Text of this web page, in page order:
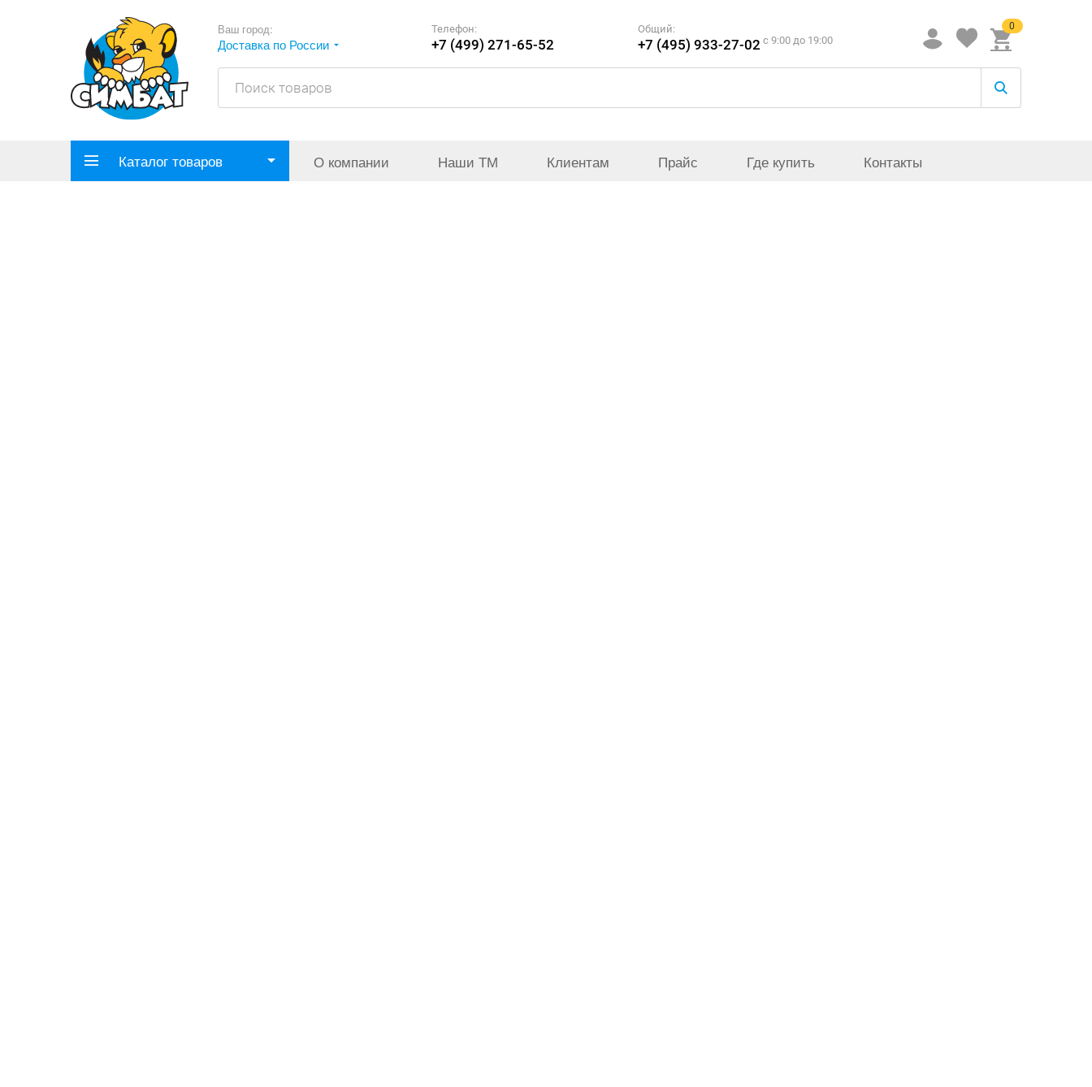
Ваш город:
Доставка по России
Телефон:
+7 (499) 271-65-52
Общий:
+7 (495) 933-27-02 c 9:00 до 19:00
0
Каталог товаров О компании Наши ТМ Клиентам Прайс Где купить Контакты